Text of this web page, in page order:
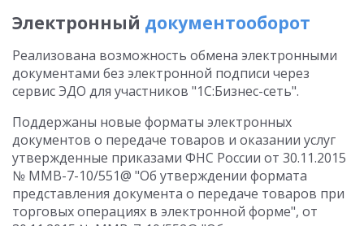
Электронный документооборот
Реализована возможность обмена электронными
документами без электронной подписи через
сервис ЭДО для участников "1С:Бизнес-сеть".
Поддержаны новые форматы электронных
документов о передаче товаров и оказании услуг
утвержденные приказами ФНС России от 30.11.2015
№ ММВ-7-10/551@ "Об утверждении формата
представления документа о передаче товаров при
торговых операциях в электронной форме", от